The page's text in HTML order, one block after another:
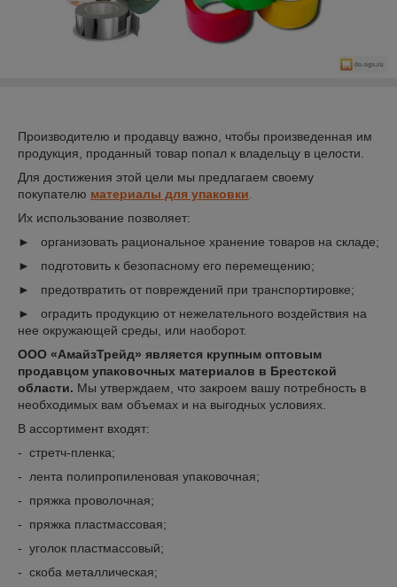
Производителю и продавцу важно, чтобы произведенная им
продукция, проданный товар попал к владельцу в целости.
Для достижения этой цели мы предлагаем своему
покупателю материалы для упаковки
Их использование позволяет:
► организовать рациональное хранение товаров на складе;
► подготовить к безопасному его перемещению;
► предотвратить от повреждений при транспортировке;
► оградить продукцию от нежелательного воздействия на
нее окружающей среды, или наоборот.
ООО «АмайзТрейд» является крупным оптовым
продавцом упаковочных материалов в Брестской
области. Мы утверждаем, что закроем вашу потребность в
необходимых вам объемах и на выгодных условиях.
В ассортимент входят:
- стретч-пленка;
- лента полипропиленовая упаковочная;
- пряжка проволочная;
- пряжка пластмассовая;
- уголок пластмассовый;
- скоба металлическая;